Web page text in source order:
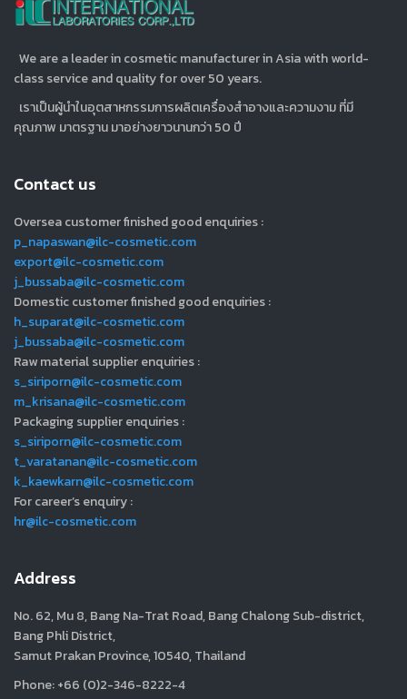
We are a leader in cosmetic manufacturer in Asia with world-
class service and quality for over 50 years.
เราเป็นผู้นำในอุตสาหกรรมการผลิตเครื่องสำอางและความงาม ที่มี
คุณภาพ มาตรฐาน มาอย่างยาวนานกว่า 50 ปี
Contact us
Oversea customer finished good enquiries :
p_napaswan@ilc-cosmetic.com
export@ilc-cosmetic.com
j_bussaba@ilc-cosmetic.com
Domestic customer finished good enquiries :
h_suparat@ilc-cosmetic.com
j_bussaba@ilc-cosmetic.com
Raw material supplier enquiries :
s_siriporn@ilc-cosmetic.com
m_krisana@ilc-cosmetic.com
Packaging supplier enquiries :
s_siriporn@ilc-cosmetic.com
t_varatanan@ilc-cosmetic.com
k_kaewkarn@ilc-cosmetic.com
For career’s enquiry :
hr@ilc-cosmetic.com
Address
No. 62, Mu 8, Bang Na-Trat Road, Bang Chalong Sub-district,
Bang Phli District,
Samut Prakan Province, 10540, Thailand
Phone: +66 (0)2-346-8222-4